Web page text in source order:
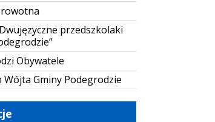
Dwujęzyczne przedszkolaki
Obywatele
Wójta Gminy Podegrodzie